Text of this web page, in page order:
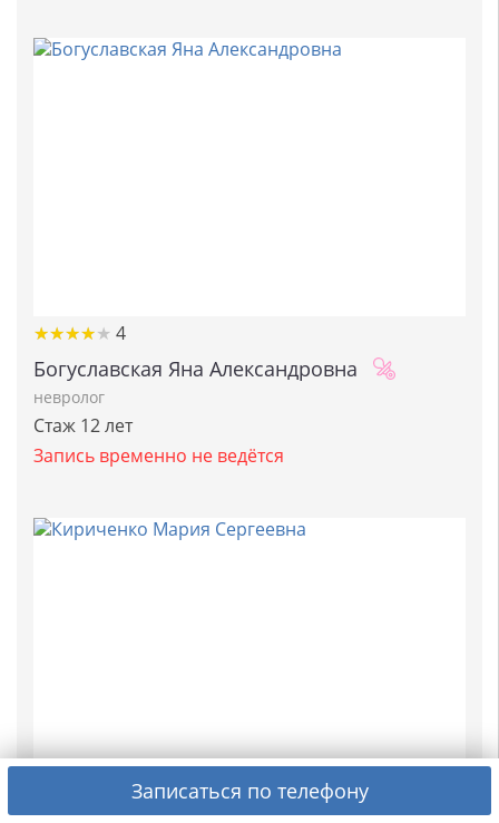
★★★★★
★★★★★ 4
Богуславская Яна Александровна
невролог
Стаж 12 лет
Запись временно не ведётся
★★★★★
★★★★★4
Записаться по телефону